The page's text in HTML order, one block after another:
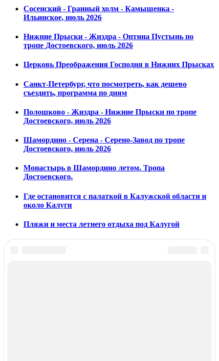
Сосенский - Гранный холм - Камышенка -
Ильинское, июль 2026
Нижние Прыски - Жиздра - Оптина Пустынь по
тропе Достоевского, июль 2026
Церковь Преображения Господня в Нижних Прысках
Санкт-Петербург, что посмотреть, как дешево
съездить, программа по дням
Полошково - Жиздра - Нижние Прыски по тропе
Достоевского, июль 2026
Шамордино - Серена - Серено-Завод по тропе
Достоевского, июль 2026
Монастырь в Шамордино летом. Тропа
Достоевского.
Где остановится с палаткой в Калужской области и
около Калуги
Пляжи и места летнего отдыха под Калугой